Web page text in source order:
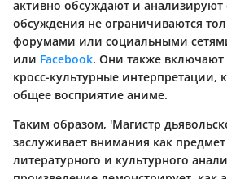
активно обсуждают и анализируют
обсуждения не ограничиваются
форумами или социальными
или Facebook. Они также включают
кросс-культурные интерпретации,
общее восприятие аниме.
Таким образом, 'Магистр
заслуживает внимания как предмет
литературного и культурного